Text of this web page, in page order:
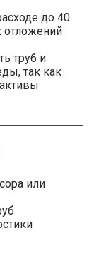
до 40
труб и
так как
или